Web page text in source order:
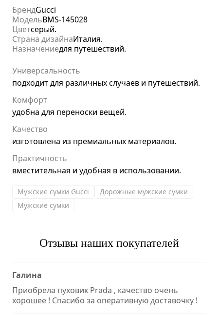
БрендGucci
МодельBMS-145028
Цветсерый.
Страна дизайнаИталия.
Назначениедля путешествий.
Универсальность
подходит для различных случаев и путешествий.
Комфорт
удобна для переноски вещей.
Качество
изготовлена из премиальных материалов.
Практичность
вместительная и удобная в использовании.
Мужские сумки Gucci
Дорожные мужские сумки
Мужские сумки
Отзывы наших покупателей
Галина
Приобрела пуховик Prada , качество очень
хорошее ! Спасибо за оперативную доставочку !